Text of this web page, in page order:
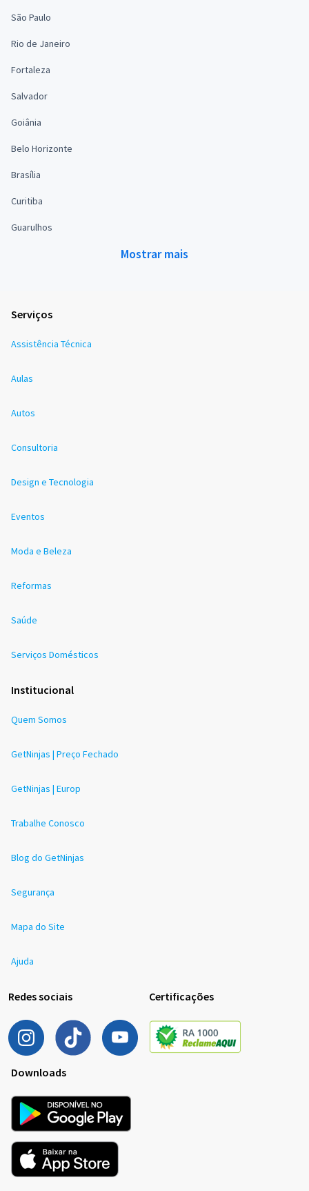
São Paulo
Rio de Janeiro
Fortaleza
Salvador
Goiânia
Belo Horizonte
Brasília
Curitiba
Guarulhos
Mostrar mais
Serviços
Assistência Técnica
Aulas
Autos
Consultoria
Design e Tecnologia
Eventos
Moda e Beleza
Reformas
Saúde
Serviços Domésticos
Institucional
Quem Somos
GetNinjas | Preço Fechado
GetNinjas | Europ
Trabalhe Conosco
Blog do GetNinjas
Segurança
Mapa do Site
Ajuda
Redes sociais Certificações
Downloads